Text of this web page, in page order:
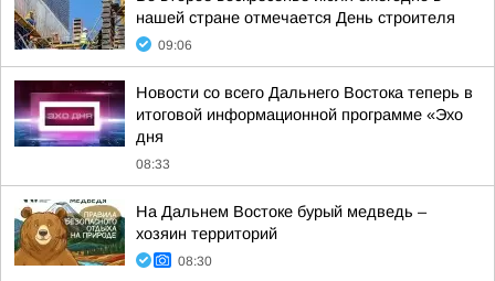
нашей стране отмечается День строителя
09:06
Новости со всего Дальнего Востока теперь в
итоговой информационной программе «Эхо
дня
08:33
На Дальнем Востоке бурый медведь –
хозяин территорий
08:30